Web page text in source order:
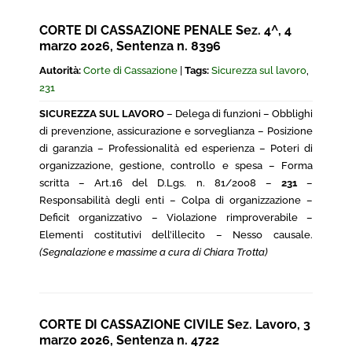
CORTE DI CASSAZIONE PENALE Sez. 4^, 4
marzo 2026, Sentenza n. 8396
Autorità: Corte di Cassazione Tags: Sicurezza sul lavoro,
231
SICUREZZA SUL LAVORO – Delega di funzioni – Obblighi
di prevenzione, assicurazione e sorveglianza – Posizione
di garanzia – Professionalità ed esperienza – Poteri di
organizzazione, gestione, controllo e spesa – Forma
scritta – Art.16 del D.Lgs. n. 81/2008 – 231–
Responsabilità degli enti – Colpa di organizzazione –
Deficit organizzativo – Violazione rimproverabile –
Elementi costitutivi dell’illecito – Nesso causale.
(Segnalazione e massime a cura di Chiara Trotta)
CORTE DI CASSAZIONE CIVILE Sez. Lavoro, 3
marzo 2026, Sentenza n. 4722